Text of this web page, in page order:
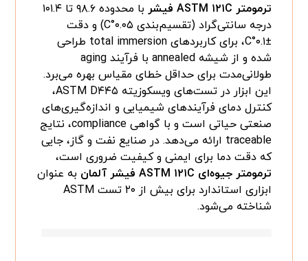
ترمومتر ASTM ۱۲۱C فیشر
با محدوده ۹۸.۶ تا ۱۰۱.۴
درجه سانتی‌گراد (تقسیم‌بندی ۰.۰۵°C) و دقت
±۰.۱°C، برای کاربردهای total immersion طراحی
شده و از شیشه annealed با فرآیند aging
طولانی‌مدت برای حداقل خطای مقیاس بهره می‌برد.
این ابزار در تست‌های ویسکوزیته ASTM D۴۴۵،
کنترل دمای فرآیندهای شیمیایی و اندازه‌گیری‌های
صنعتی حیاتی است و با گواهی compliance، نتایج
traceable ارائه می‌دهد. در صنایع نفت و گاز، جایی
که دقت دما برای ایمنی و کیفیت ضروری است،
ترمومتر جیوه‌ای ASTM ۱۲۱C فیشر آلمان
به عنوان
ابزاری استاندارد برای بیش از ۲۰ تست ASTM
شناخته می‌شود.